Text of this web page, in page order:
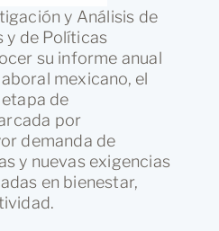
y Análisis de
y de Políticas
su informe anual
mexicano, el
de
por
demanda de
y nuevas exigencias
en bienestar,